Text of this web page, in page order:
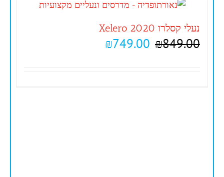
נעלי קסלרו 2020 Xelero
₪849.00
₪749.00